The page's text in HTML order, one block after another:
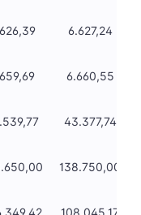
6.627,24
6.660,55
43.377,74
138.750,00
108.045,17